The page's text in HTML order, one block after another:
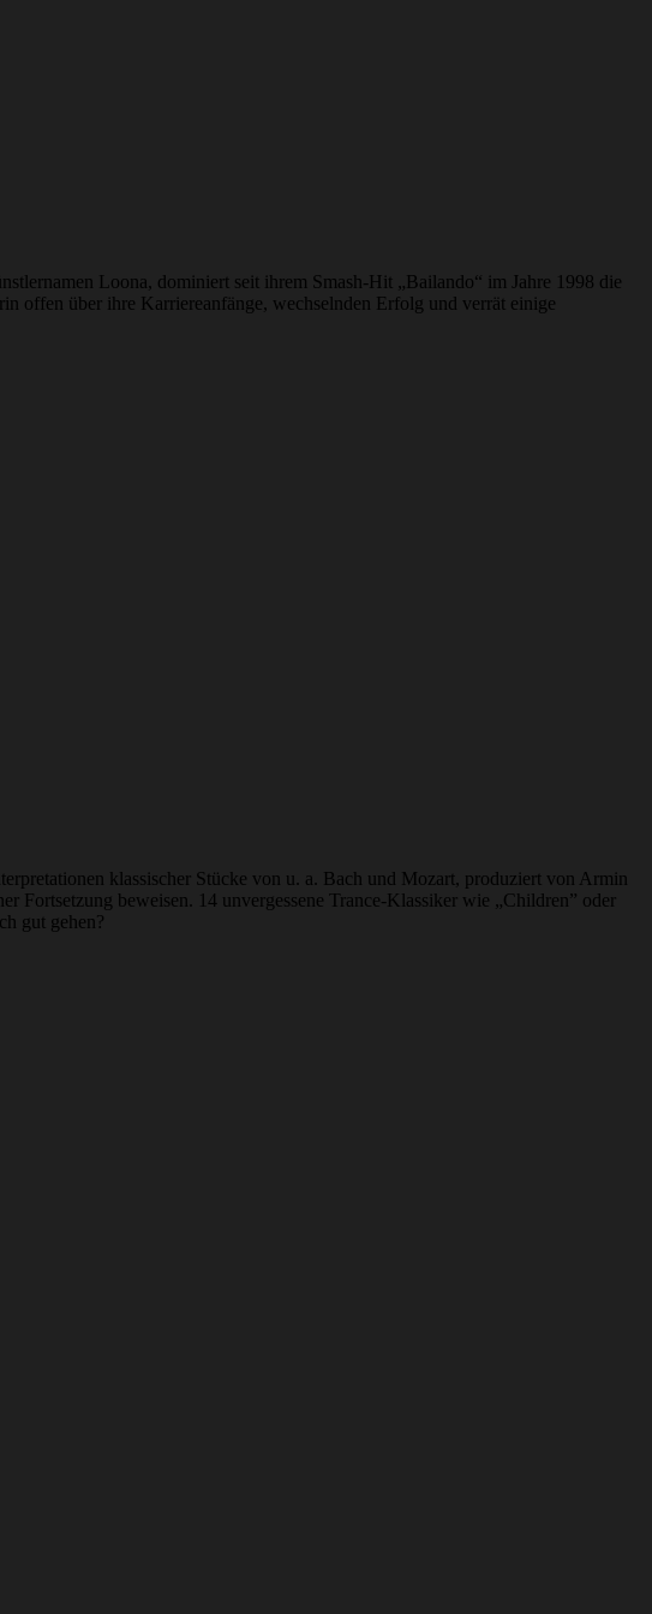
Loona, dominiert seit ihrem Smash-Hit „Bailando“ im Jahre 1998 die
offen über ihre Karriereanfänge, wechselnden Erfolg und verrät einige
klassischer Stücke von u. a. Bach und Mozart, produziert von Armin
beweisen. 14 unvergessene Trance-Klassiker wie „Children” oder
gut gehen?